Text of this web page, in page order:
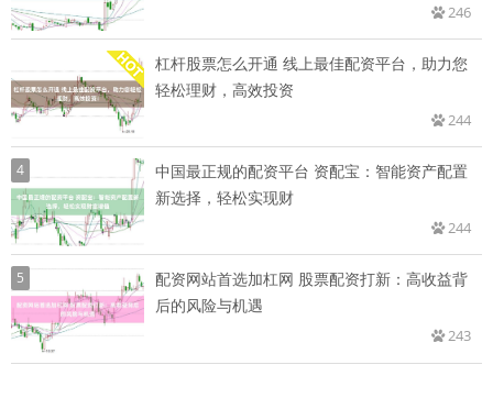
246
杠杆股票怎么开通 线上最佳配资平台，助力您
轻松理财，高效投资
244
4
中国最正规的配资平台 资配宝：智能资产配置
新选择，轻松实现财
244
5
配资网站首选加杠网 股票配资打新：高收益背
后的风险与机遇
243